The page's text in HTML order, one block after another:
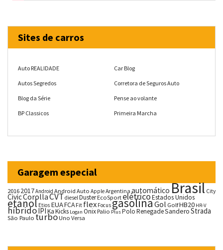
Sites de carros
Auto REALIDADE
Autos Segredos
Blog da Série
BP Classicos
Car Blog
Corretora de Seguros Auto
Pense ao volante
Primeira Marcha
Garagem especial
20162017Android Android Auto AppleArgentina automáticoBrasil City
CivicCorollaCVTdieselDusterEcoSportelétricoEstados Unidos
etanol Etios EUAFCA Fit flex FocusgasolinaGol GolfHB20 HR-V
híbridoIPIKaKicks Logan OnixPalio PlusPoloRenegadeSanderoStrada
São Paulo turboUno Versa